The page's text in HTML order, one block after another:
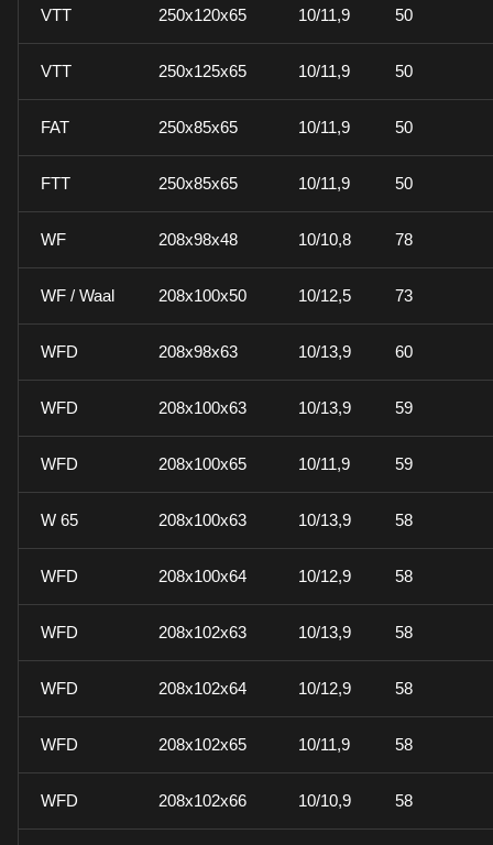
VTT 250x120x65 10/11,9 50
VTT 250x125x65 10/11,9 50
FAT 250x85x65 10/11,9 50
FTT 250x85x65 10/11,9 50
WF 208x98x48 10/10,8 78
WF / Waal 208x100x50 10/12,5 73
WFD 208x98x63 10/13,9 60
WFD 208x100x63 10/13,9 59
WFD 208x100x65 10/11,9 59
W 65 208x100x63 10/13,9 58
WFD 208x100x64 10/12,9 58
WFD 208x102x63 10/13,9 58
WFD 208x102x64 10/12,9 58
WFD 208x102x65 10/11,9 58
WFD 208x102x66 10/10,9 58